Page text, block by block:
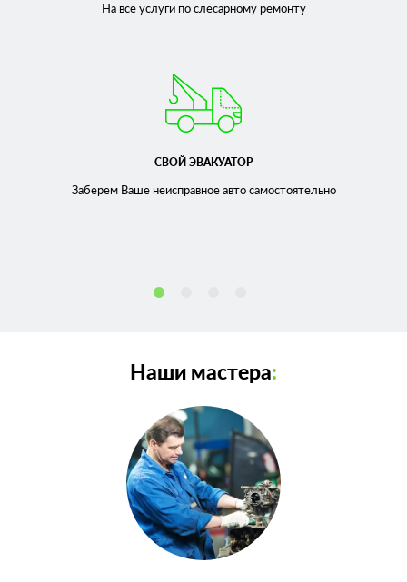
На все услуги по слесарномуремонту
СВОЙ ЭВАКУАТОР
Заберем Ваше неисправноеавто самостоятельно
Наши мастера: